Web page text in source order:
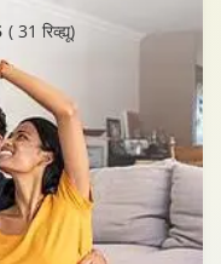
( 31 रिव्ह्यू)